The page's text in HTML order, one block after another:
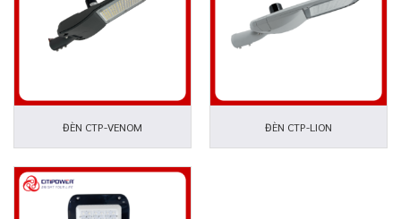
ĐÈN CTP-VENOM ĐÈN CTP-LION